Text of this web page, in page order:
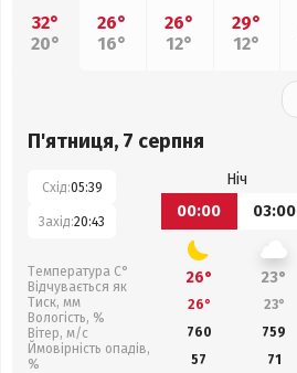
32°
20°
26°
16°
26°
12°
29°
12°
П'ятниця, 7 серпня
Схід:05:39
Захід:20:43
Температура С°
Відчувається як
Тиск, мм
Вологість, %
Вітер, м/с
Ймовірність опадів,
%
Ніч
00:00
03:00
26° 23°
26° 23°
760
759
57
71